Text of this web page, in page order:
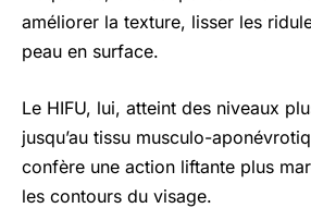
améliorer la texture, lisser les
peau en surface.
Le HIFU, lui, atteint des niveaux
jusqu’au tissu musculo-
confère une action liftante plus
les contours du visage.